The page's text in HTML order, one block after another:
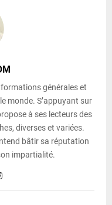
générales et
monde. S’appuyant sur
à ses lecteurs des
diverses et variées.
bâtir sa réputation
impartialité.